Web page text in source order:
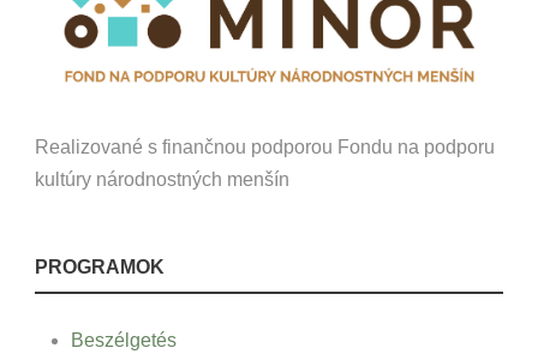
Realizované s finančnou podporou Fondu na podporu
kultúry národnostných menšín
PROGRAMOK
Beszélgetés